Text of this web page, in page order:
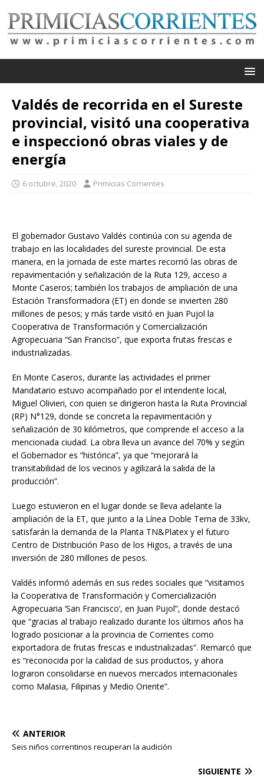
Valdés de recorrida en el Sureste
provincial, visitó una cooperativa
e inspeccionó obras viales y de
energía
6 octubre, 2020 Primicias Corrientes
El gobernador Gustavo Valdés continúa con su agenda de
trabajo en las localidades del sureste provincial. De esta
manera, en la jornada de este martes recorrió las obras de
repavimentación y señalización de la Ruta 129, acceso a
Monte Caseros; también los trabajos de ampliación de una
Estación Transformadora (ET) en donde se invierten 280
millones de pesos; y más tarde visitó en Juan Pujol la
Cooperativa de Transformación y Comercialización
Agropecuaria “San Franciso”, que exporta frutas frescas e
industrializadas.
En Monte Caseros, durante las actividades el primer
Mandatario estuvo acompañado por el intendente local,
Miguel Olivieri, con quien se dirigieron hasta la Ruta Provincial
(RP) N°129, donde se concreta la repavimentación y
señalización de 30 kilómetros, que comprende el acceso a la
mencionada ciudad. La obra lleva un avance del 70% y según
el Gobernador es “histórica”, ya que “mejorará la
transitabilidad de los vecinos y agilizará la salida de la
producción”.
Luego estuvieron en el lugar donde se lleva adelante la
ampliación de la ET, que junto a la Línea Doble Terna de 33kv,
satisfarán la demanda de la Planta TN&Platex y el futuro
Centro de Distribución Paso de los Higos, a través de una
inversión de 280 millones de pesos.
Valdés informó además en sus redes sociales que “visitamos
la Cooperativa de Transformación y Comercialización
Agropecuaria ‘San Francisco’, en Juan Pujol”, donde destacó
que “gracias al trabajo realizado durante los últimos años ha
logrado posicionar a la provincia de Corrientes como
exportadora de frutas frescas e industrializadas”. Remarcó que
es “reconocida por la calidad de sus productos, y ahora
lograron consolidarse en nuevos mercados internacionales
como Malasia, Filipinas y Medio Oriente”.
ANTERIOR
Seis niños correntinos recuperan la audición
SIGUIENTE